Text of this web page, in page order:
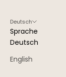
Deutsch
Sprache
Deutsch
English